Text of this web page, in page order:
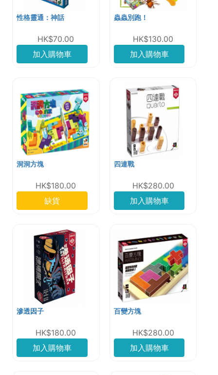
性格靈通：神話
HK$70.00
加入購物車
蟲蟲別跑！
HK$130.00
加入購物車
洞洞方塊
HK$180.00
缺貨
四連戰
HK$280.00
加入購物車
滲透因子
HK$180.00
加入購物車
百變方塊
HK$280.00
加入購物車